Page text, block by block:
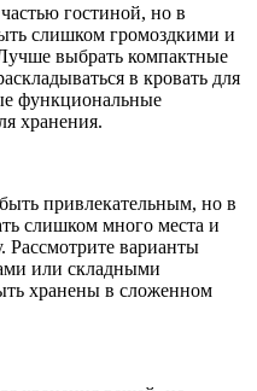
гостиной, но в
слишком громоздкими и
выбрать компактные
в кровать для
функциональные
хранения.
привлекательным, но в
слишком много места и
Рассмотрите варианты
или складными
хранены в сложенном